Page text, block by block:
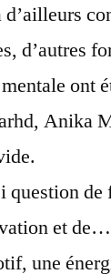
d’autres
ont
Anika
question
et
une